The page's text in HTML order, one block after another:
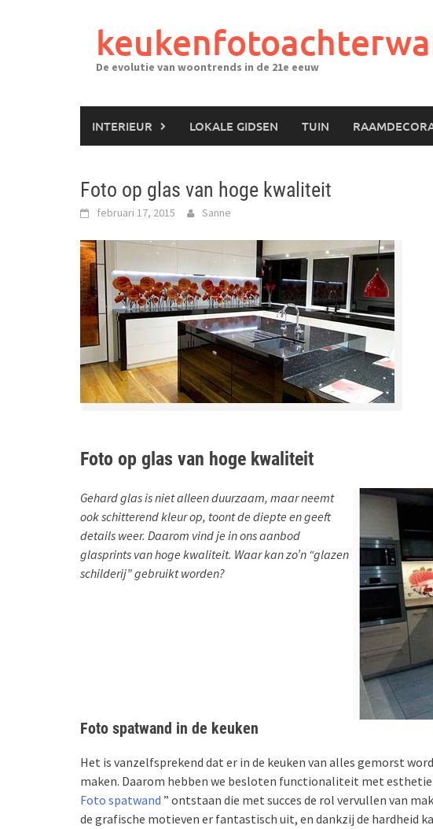
De evolutie van woontrends in de 21e eeuw
INTERIEUR LOKALE GIDSEN TUIN
Foto op glas van hoge kwaliteit
februari 17, 2015 Sanne
Foto op glas van hoge kwaliteit
Gehard glas is niet alleen duurzaam, maar neemt
ook schitterend kleur op, toont de diepte en geeft
details weer. Daarom vind je in ons aanbod
glasprints van hoge kwaliteit. Waar kan zo’n “glazen
schilderij” gebruikt worden?
Foto spatwand in de keuken
Het is vanzelfsprekend dat er in de keuken van alles gemorst
maken. Daarom hebben we besloten functionaliteit met
Foto spatwand ” ontstaan die met succes de rol vervullen van
de grafische motieven er fantastisch uit, en dankzij de hardheid